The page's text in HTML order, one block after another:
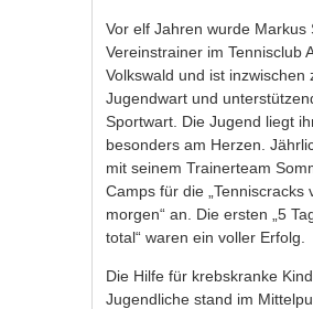
Vor elf Jahren wurde Markus
Vereinstrainer im Tennisclub
Volkswald und ist inzwischen
Jugendwart und
Sportwart. Die Jugend liegt
besonders am Herzen.
mit seinem Trainerteam
Camps für die „Tenniscracks
morgen“ an. Die ersten „5
total“ waren ein voller Erfolg.
Die Hilfe für krebskranke
Jugendliche stand im